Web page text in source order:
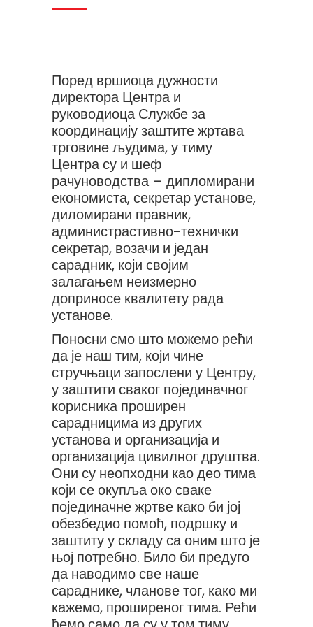
Поред вршиоца дужности
директора Центра и
руководиоца Службе за
координацију заштите жртава
трговине људима, у тиму
Центра су и шеф
рачуноводства – дипломирани
економиста, секретар установе,
диломирани правник,
администрастивно-технички
секретар, возачи и један
сарадник, који својим
залагањем неизмерно
доприносе квалитету рада
установе.
Поносни смо што можемо рећи
да је наш тим, који чине
стручњаци запослени у Центру,
у заштити сваког појединачног
корисника проширен
сарадницима из других
установа и организација и
организација цивилног друштва.
Они су неопходни као део тима
који се окупља око сваке
појединачне жртве како би јој
обезбедио помоћ, подршку и
заштиту у складу са оним што је
њој потребно. Било би предуго
да наводимо све наше
сараднике, чланове тог, како ми
кажемо, проширеног тима. Рећи